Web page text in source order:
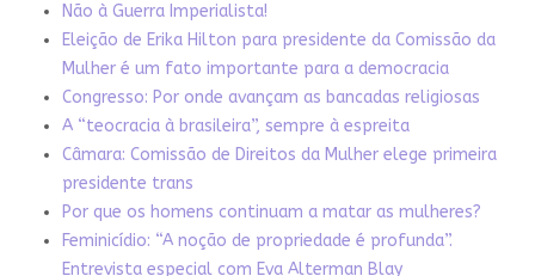
Não à Guerra Imperialista!
Eleição de Erika Hilton para presidente da Comissão da
Mulher é um fato importante para a democracia
Congresso: Por onde avançam as bancadas religiosas
A “teocracia à brasileira”, sempre à espreita
Câmara: Comissão de Direitos da Mulher elege primeira
presidente trans
Por que os homens continuam a matar as mulheres?
Feminicídio: “A noção de propriedade é profunda”.
Entrevista especial com Eva Alterman Blay